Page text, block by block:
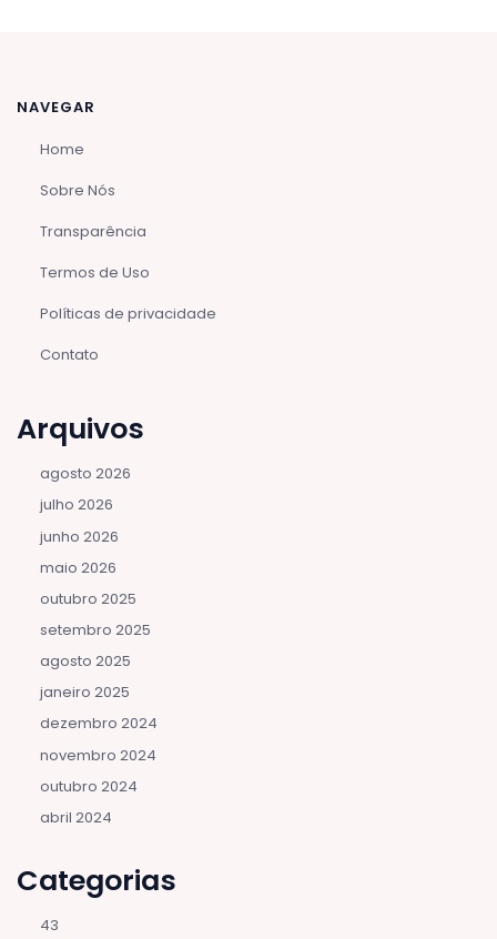
NAVEGAR
Home
Sobre Nós
Transparência
Termos de Uso
Políticas de privacidade
Contato
Arquivos
agosto 2026
julho 2026
junho 2026
maio 2026
outubro 2025
setembro 2025
agosto 2025
janeiro 2025
dezembro 2024
novembro 2024
outubro 2024
abril 2024
Categorias
43